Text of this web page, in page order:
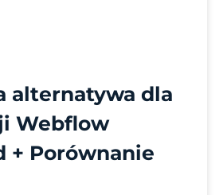
alternatywa dla
Webflow
+ Porównanie